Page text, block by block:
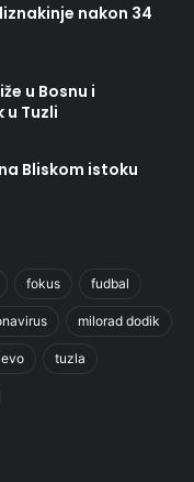
nakon 34
u Bosnu i
Tuzli
Bliskom istoku
fokus fudbal
milorad dodik
tuzla